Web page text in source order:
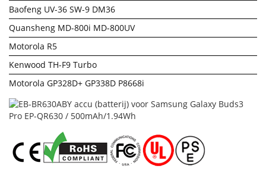
Baofeng UV-36 SW-9 DM36
Quansheng MD-800i MD-800UV
Motorola R5
Kenwood TH-F9 Turbo
Motorola GP328D+ GP338D P8668i